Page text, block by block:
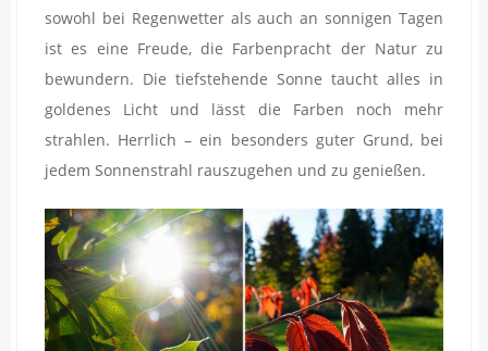
sowohl bei Regenwetter als auch an sonnigen Tagen
ist es eine Freude, die Farbenpracht der Natur zu
bewundern. Die tiefstehende Sonne taucht alles in
goldenes Licht und lässt die Farben noch mehr
strahlen. Herrlich – ein besonders guter Grund, bei
jedem Sonnenstrahl rauszugehen und zu genießen.